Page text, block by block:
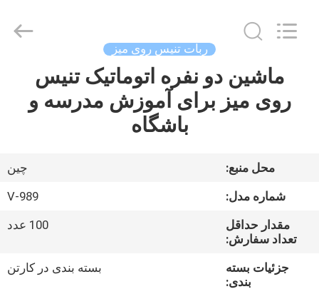
خونه
درباره
تور
کارخانه
Dunya
ربات تنیس روی میز
ماشین دو نفره اتوماتیک تنیس
روی میز برای آموزش مدرسه و
باشگاه
محل منبع:
چين
شماره مدل:
V-989
مقدار حداقل
تعداد سفارش:
100 عدد
جزئیات بسته
بندی:
بسته بندی در کارتن